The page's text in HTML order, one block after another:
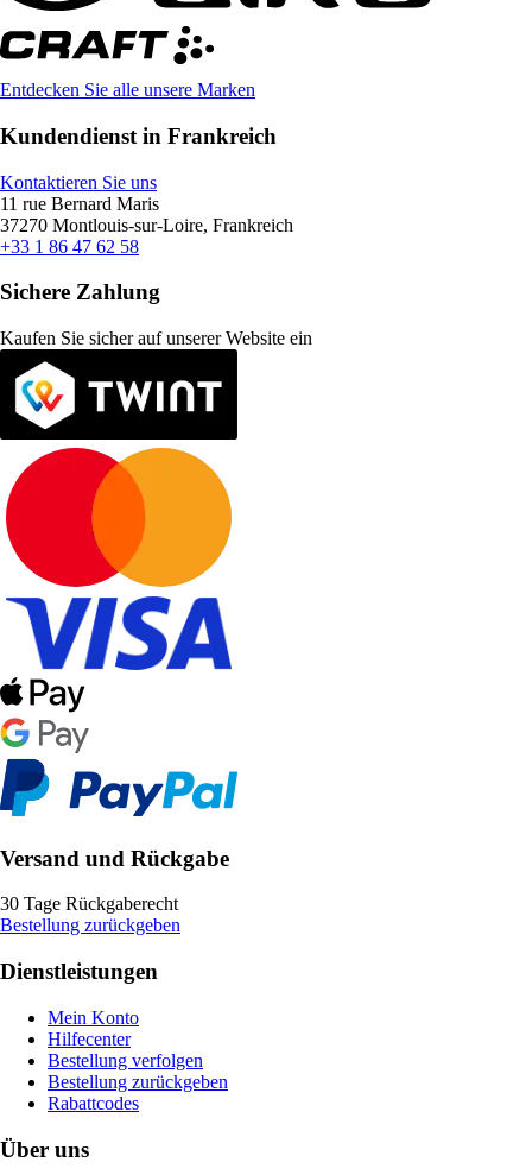
Entdecken Sie alle unsere Marken
Kundendienst in Frankreich
Kontaktieren Sie uns
11 rue Bernard Maris
37270 Montlouis-sur-Loire, Frankreich
+33 1 86 47 62 58
Sichere Zahlung
Kaufen Sie sicher auf unserer Website ein
Versand und Rückgabe
30 Tage Rückgaberecht
Bestellung zurückgeben
Dienstleistungen
Mein Konto
Hilfecenter
Bestellung verfolgen
Bestellung zurückgeben
Rabattcodes
Über uns